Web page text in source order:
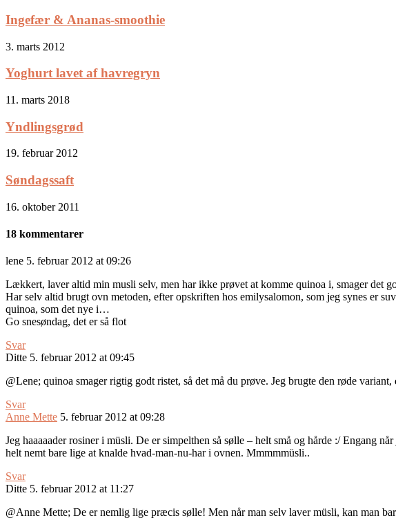
Ingefær & Ananas-smoothie
3. marts 2012
Yoghurt lavet af havregryn
11. marts 2018
Yndlingsgrød
19. februar 2012
Søndagssaft
16. oktober 2011
18 kommentarer
lene 5. februar 2012 at 09:26
Lækkert, laver altid min musli selv, men har ikke prøvet at komme quinoa i, smager det
Har selv altid brugt ovn metoden, efter opskriften hos emilysalomon, som jeg synes er
quinoa, som det nye i…
Go snesøndag, det er så flot
Svar
Ditte 5. februar 2012 at 09:45
@Lene; quinoa smager rigtig godt ristet, så det må du prøve. Jeg brugte den røde
Svar
Anne Mette 5. februar 2012 at 09:28
Jeg haaaaader rosiner i müsli. De er simpelthen så sølle – helt små og hårde :/ Engang
helt nemt bare lige at knalde hvad-man-nu-har i ovnen. Mmmmmüsli..
Svar
Ditte 5. februar 2012 at 11:27
@Anne Mette; De er nemlig lige præcis sølle! Men når man selv laver müsli, kan man